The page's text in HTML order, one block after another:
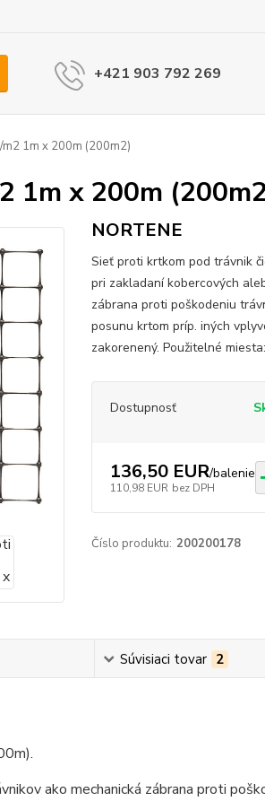
+421 903 792 269
1m x 200m (200m2)
1m x 200m
NORTENE
Sieť proti krtkom pod trávnik
pri zakladaní kobercových
zábrana proti poškodeniu
posunu krtom príp. iných
zakorenený. Použitelné
Dostupnosť
136,50 EUR/balenie
110,98 EUR bez DPH
Číslo produktu: 200200178
Súvisiaci tovar 2
ako mechanická zábrana proti